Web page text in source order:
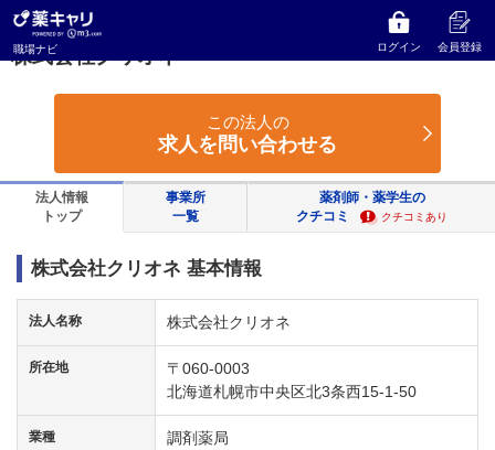
職場ナビ ログイン 会員登録
薬キャリ 職場ナビ
株式会社クリオネ
この法人の
求人を問い合わせる
法人情報
トップ
事業所
一覧
薬剤師・薬学生の
クチコミ
クチコミあり
株式会社クリオネ 基本情報
法人名称 株式会社クリオネ
所在地
〒060-0003
北海道札幌市中央区北3条西15-1-50
業種 調剤薬局